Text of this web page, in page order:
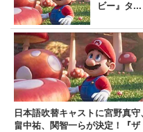
ビー』タ...
日本語吹替キャストに宮野真守
畠中祐、関智一らが決定！『ザ